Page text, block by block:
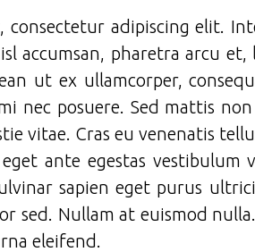
consectetur adipiscing elit.
accumsan, pharetra arcu
ut ex ullamcorper,
nec posuere. Sed mattis
vitae. Cras eu venenatis
ante egestas vestibulum
sapien eget purus
sed. Nullam at euismod
eleifend.